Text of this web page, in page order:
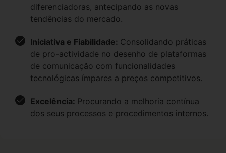
diferenciadoras, antecipando as novas
tendências do mercado.
Iniciativa e Fiabilidade: Consolidando práticas
de pro-actividade no desenho de plataformas
de comunicação com funcionalidades
tecnológicas ímpares a preços competitivos.
Excelência: Procurando a melhoria contínua
dos seus processos e procedimentos internos.